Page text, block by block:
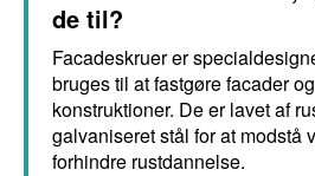
de til?
Facadeskruer er
bruges til at fastgøre facader
konstruktioner. De er lavet af
galvaniseret stål for at modstå
forhindre rustdannelse.